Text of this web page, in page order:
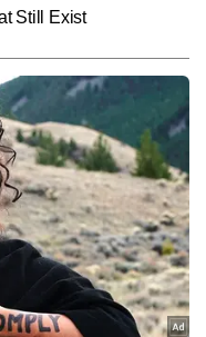
में न्यूज डेस्क पर Assistant Editor
माध्यमों में कुल
खबरों को देखने की व्यापक दृष्टि देता
और एक्सप्लेनेर फॉर्मेट पर उनकी
की गति को समझना और समय पर
खूबियां हैं। अमित अपने करियर में
और एक्सप्लेनर पब्लिश कर
और पढ़ें